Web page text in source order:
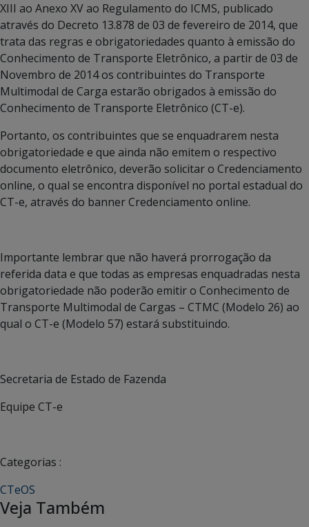
XIII ao Anexo XV ao Regulamento do ICMS, publicado
através do Decreto 13.878 de 03 de fevereiro de 2014, que
trata das regras e obrigatoriedades quanto à emissão do
Conhecimento de Transporte Eletrônico, a partir de 03 de
Novembro de 2014 os contribuintes do Transporte
Multimodal de Carga estarão obrigados à emissão do
Conhecimento de Transporte Eletrônico (CT-e).
Portanto, os contribuintes que se enquadrarem nesta
obrigatoriedade e que ainda não emitem o respectivo
documento eletrônico, deverão solicitar o Credenciamento
online, o qual se encontra disponível no portal estadual do
CT-e, através do banner Credenciamento online.
Importante lembrar que não haverá prorrogação da
referida data e que todas as empresas enquadradas nesta
obrigatoriedade não poderão emitir o Conhecimento de
Transporte Multimodal de Cargas – CTMC (Modelo 26) ao
qual o CT-e (Modelo 57) estará substituindo.
Secretaria de Estado de Fazenda
Equipe CT-e
Categorias :
CTeOS
Veja Também